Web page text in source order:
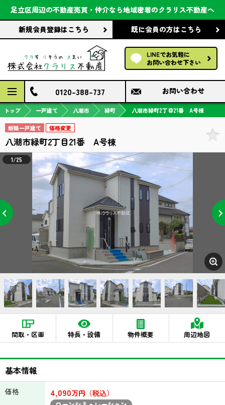
足立区周辺の不動産売買・仲介なら地域密着のクラリス不動産へ
新規会員登録はこちら 既に会員の方はこちら
LINEでお気軽に
お問い合わせ下さい
会社案内
前回の履歴で探す
保存した条件で探す
検討中の物件
0120-388-737 お問い合わせ
トップ 一戸建て 八潮市 緑町 八潮市緑町2丁目21番 A号棟
新築一戸建て 価格変更
八潮市緑町2丁目21番 A号棟
1/25
間取・区画 特長・設備 物件概要 周辺地図
基本情報
価格 4,090万円（税込）